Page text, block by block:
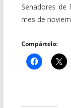
Senadores de
mes de
Compártelo: